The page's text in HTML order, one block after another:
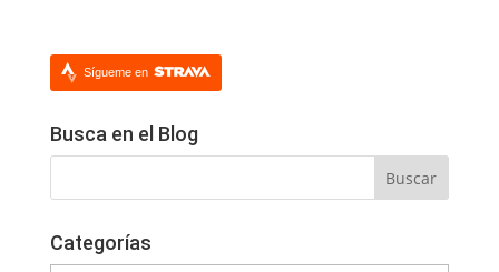
Sígueme en
Busca en el Blog
Categorías